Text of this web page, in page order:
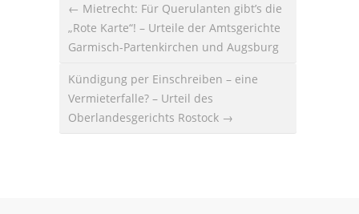
← Mietrecht: Für Querulanten gibt’s die
„Rote Karte“! – Urteile der Amtsgerichte
Garmisch-Partenkirchen und Augsburg
Kündigung per Einschreiben – eine
Vermieterfalle? – Urteil des
Oberlandesgerichts Rostock →